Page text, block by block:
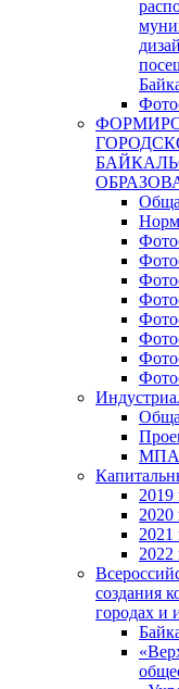
МПА
2019
2020
2021
2022
создания
городах и